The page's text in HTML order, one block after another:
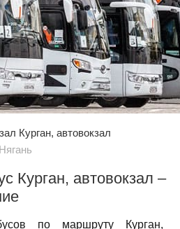
Курган, автовокзал
Курган, автовокзал –
по маршруту Курган,